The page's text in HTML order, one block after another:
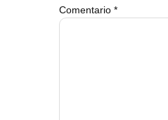
Comentario *